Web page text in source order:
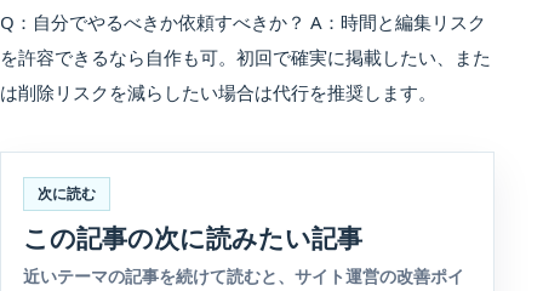
Q：自分でやるべきか依頼すべきか？ A：時間と編集リスク
を許容できるなら自作も可。初回で確実に掲載したい、また
は削除リスクを減らしたい場合は代行を推奨します。
次に読む
この記事の次に読みたい記事
近いテーマの記事を続けて読むと、サイト運営の改善ポイ